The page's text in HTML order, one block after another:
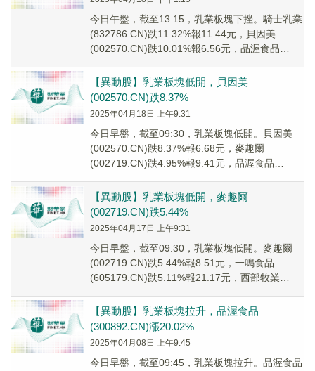
今日午盤，截至13:15，乳業板塊下挫。騎士乳業
(832786.CN)跌11.32%報11.44元，貝因美
(002570.CN)跌10.01%報6.56元，品渥食品
【異動股】乳業板塊低開，貝因美
(002570.CN)跌8.37%
2025年04月18日 上午9:31
今日早盤，截至09:30，乳業板塊低開。貝因美
(002570.CN)跌8.37%報6.68元，麥趣爾
(002719.CN)跌4.95%報9.41元，品渥食品
【異動股】乳業板塊低開，麥趣爾
(002719.CN)跌5.44%
2025年04月17日 上午9:31
今日早盤，截至09:30，乳業板塊低開。麥趣爾
(002719.CN)跌5.44%報8.51元，一鳴食品
(605179.CN)跌5.11%報21.17元，西部牧業
【異動股】乳業板塊拉升，品渥食品
(300892.CN)漲20.02%
2025年04月08日 上午9:45
今日早盤，截至09:45，乳業板塊拉升。品渥食品